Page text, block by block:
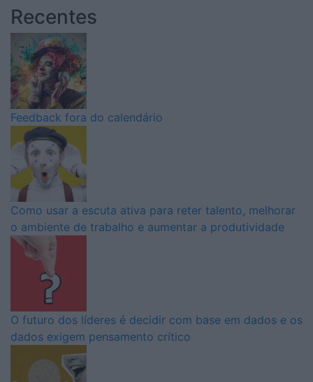
Recentes
Feedback fora do calendário
Como usar a escuta ativa para reter talento, melhorar
o ambiente de trabalho e aumentar a produtividade
O futuro dos líderes é decidir com base em dados e os
dados exigem pensamento crítico